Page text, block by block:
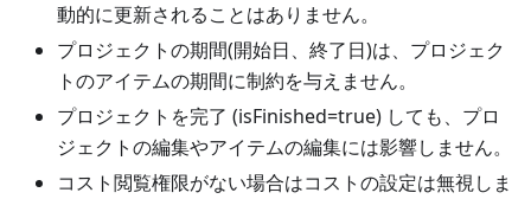
動的に更新されることはありません。
プロジェクトの期間(開始日、終了日)は、プロジェク
トのアイテムの期間に制約を与えません。
プロジェクトを完了 (isFinished=true) しても、プロ
ジェクトの編集やアイテムの編集には影響しません。
コスト閲覧権限がない場合はコストの設定は無視しま